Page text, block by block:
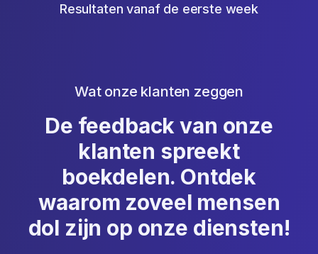
Resultaten vanaf de eerste week
Wat onze klanten zeggen
De feedback van onze
klanten spreekt
boekdelen. Ontdek
waarom zoveel mensen
dol zijn op onze diensten!